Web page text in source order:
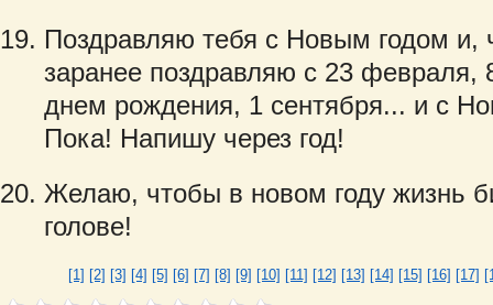
Поздравляю тебя с Новым годом и,
заранее поздравляю с 23 февраля,
днем рождения, 1 сентября... и с
Пока! Напишу через год!
Желаю, чтобы в новом году жизнь
голове!
[1] [2] [3] [4] [5] [6] [7] [8] [9] [10] [11] [12] [13] [14] [15] [16] [17]